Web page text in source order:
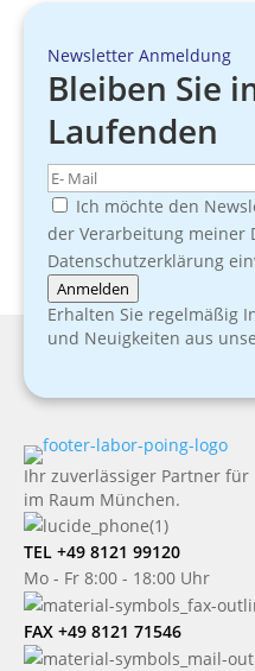
Newsletter Anmeldung
Bleiben Sie
Laufenden
Ich möchte den
der Verarbeitung meiner
Datenschutzerklärung
Anmelden
Erhalten Sie regelmäßig
und Neuigkeiten aus
Ihr zuverlässiger Partner
im Raum München.
TEL +49 8121 99120
Mo - Fr 8:00 - 18:00 Uhr
FAX +49 8121 71546